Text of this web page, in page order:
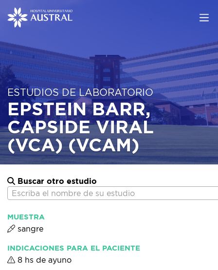
ESTUDIOS DE LABORATORIO
EPSTEIN BARR,
CAPSIDE VIRAL
(VCA) (VCAM)
Buscar otro estudio
Escriba el nombre de su estudio
MUESTRA
sangre
INDICACIONES PARA EL PACIENTE
8 hs de ayuno